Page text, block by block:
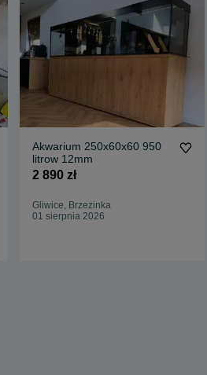
Akwarium 250x60x60 950
litrow 12mm
2 890 zł
Gliwice, Brzezinka
01 sierpnia 2026